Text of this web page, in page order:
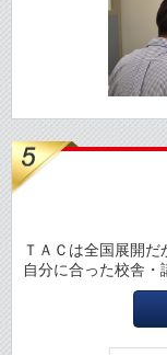
ＴＡＣは全国展開だ
自分に合った校舎・